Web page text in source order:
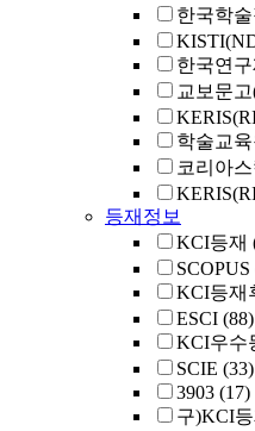
한국학
한국연
교보문
학술교
코리아
등재정보
KCI등재
SCOPUS
KCI등재
ESCI (88)
KCI우수
SCIE (33)
3903 (17)
구)KCI